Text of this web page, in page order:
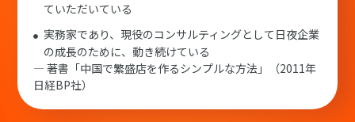
ていただいている
実務家であり、現役のコンサルティングとして日夜企業
の成長のために、動き続けている
― 著書「中国で繁盛店を作るシンプルな方法」（2011年
日経BP社）